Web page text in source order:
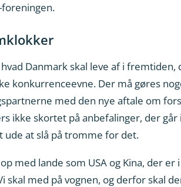
foreningen.
Danmark skal leve af i fremtiden,
konkurrenceevne. Der må gøres
med den nye aftale om
ikke skortet på anbefalinger, der
ude at slå på tromme for det.
med lande som USA og Kina, der
med på vognen, og derfor skal